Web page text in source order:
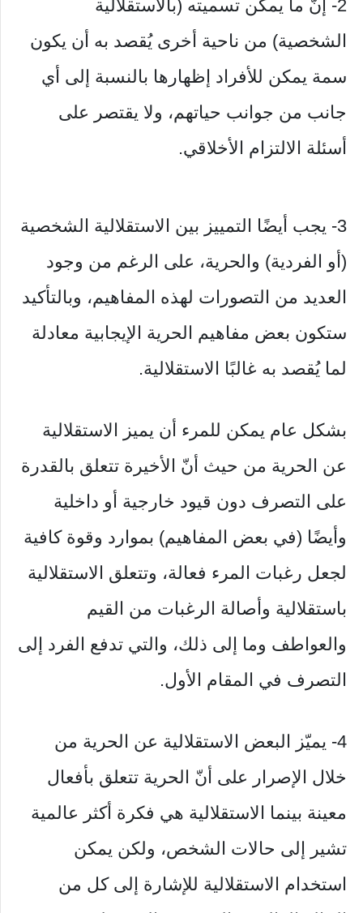
2- إنّ ما يمكن تسميته (بالاستقلالية
الشخصية) من ناحية أخرى يُقصد به أن يكون
سمة يمكن للأفراد إظهارها بالنسبة إلى أي
جانب من جوانب حياتهم، ولا يقتصر على
أسئلة الالتزام الأخلاقي.
3- يجب أيضًا التمييز بين الاستقلالية الشخصية
(أو الفردية) والحرية، على الرغم من وجود
العديد من التصورات لهذه المفاهيم، وبالتأكيد
ستكون بعض مفاهيم الحرية الإيجابية معادلة
لما يُقصد به غالبًا الاستقلالية.
بشكل عام يمكن للمرء أن يميز الاستقلالية
عن الحرية من حيث أنّ الأخيرة تتعلق بالقدرة
على التصرف دون قيود خارجية أو داخلية
وأيضًا (في بعض المفاهيم) بموارد وقوة كافية
لجعل رغبات المرء فعالة، وتتعلق الاستقلالية
باستقلالية وأصالة الرغبات من القيم
والعواطف وما إلى ذلك، والتي تدفع الفرد إلى
التصرف في المقام الأول.
4- يميّز البعض الاستقلالية عن الحرية من
خلال الإصرار على أنّ الحرية تتعلق بأفعال
معينة بينما الاستقلالية هي فكرة أكثر عالمية
تشير إلى حالات الشخص، ولكن يمكن
استخدام الاستقلالية للإشارة إلى كل من